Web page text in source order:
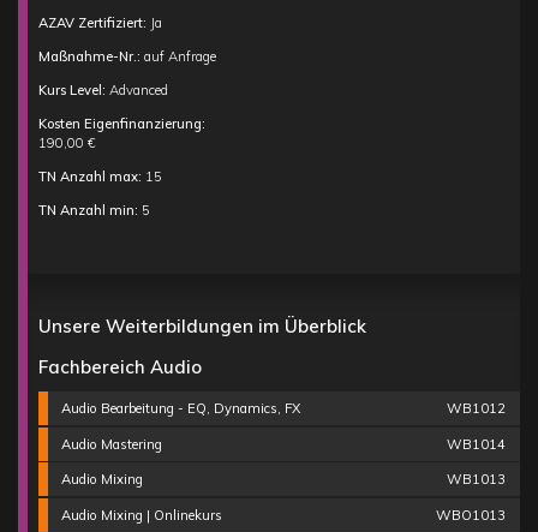
AZAV Zertifiziert: Ja
Maßnahme-Nr.: auf Anfrage
Kurs Level: Advanced
Kosten Eigenfinanzierung:
190,00 €
TN Anzahl max: 15
TN Anzahl min: 5
Unsere Weiterbildungen im Überblick
Fachbereich Audio
Audio Bearbeitung - EQ, Dynamics, FX WB1012
Audio Mastering WB1014
Audio Mixing WB1013
Audio Mixing | Onlinekurs WBO1013